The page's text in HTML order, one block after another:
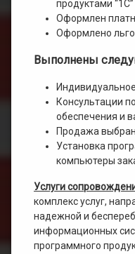
продуктами “1С”
Оформлен
Оформлено
Выполнены
Консультации
обеспечения и
Продажа
Установка
компьютеры
Услуги
комплекс услуг,
надежной и
информационных
программного